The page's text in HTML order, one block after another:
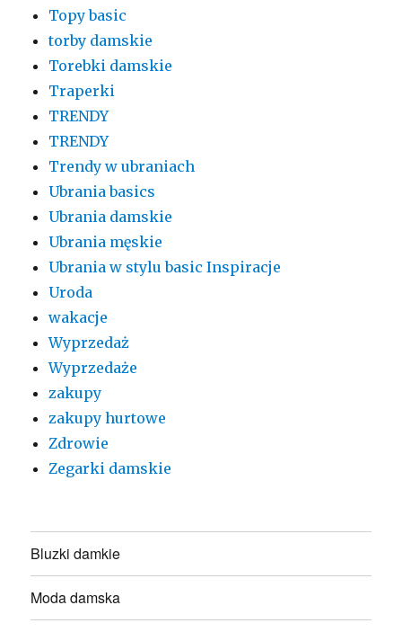
Topy basic
torby damskie
Torebki damskie
Traperki
TRENDY
TRENDY
Trendy w ubraniach
Ubrania basics
Ubrania damskie
Ubrania męskie
Ubrania w stylu basic Inspiracje
Uroda
wakacje
Wyprzedaż
Wyprzedaże
zakupy
zakupy hurtowe
Zdrowie
Zegarki damskie
Bluzki damkie
Moda damska